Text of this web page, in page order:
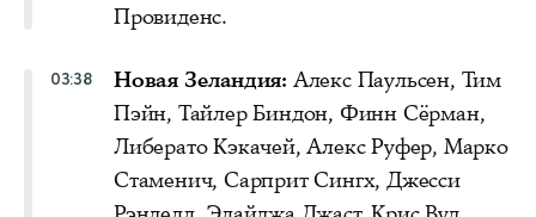
Провиденс.
03:38 Новая Зеландия: Алекс Паульсен, Тим
Пэйн, Тайлер Биндон, Финн Сёрман,
Либерато Кэкачей, Алекс Руфер, Марко
Стаменич, Сарприт Сингх, Джесси